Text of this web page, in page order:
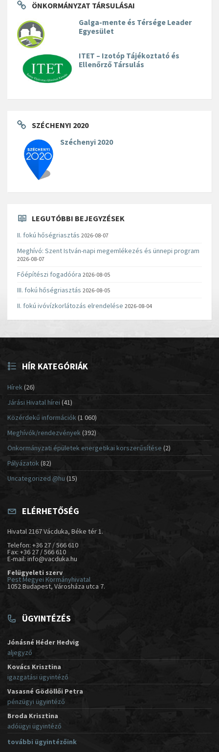
ÖNKORMÁNYZAT TÁRSULÁSAI
Galga-mente és Térsége Leader
Egyesület
ITET – Izotóp Tájékoztató és
Ellenőrző Társulás
SZÉCHENYI 2020
Széchenyi 2020
LEGUTÓBBI BEJEGYZÉSEK
II. fokú hőségriasztás 2026-08-07
Meghívó: Szent István-napi megemlékezés és ünnepi program
2026-08-07
Főépítészi fogadóóra 2026-08-05
III. fokú hőségriasztás 2026-08-05
II. fokú ivóvízkorlátozás elrendelése 2026-08-04
HÍR KATEGÓRIÁK
Hírek(26)
Járási Hivatal hírei (41)
Közérdekű információk(1 060)
Meghívók/rendezvények (392)
Önkormányzati épületek energetikai korszerűsítése (2)
Pályázatok (82)
Uncategorized @hu (15)
ELÉRHETŐSÉG
Hivatal 2167 Vácduka, Béke tér 1.
Telefon: +36 27 / 566 610
Fax: +36 27 / 566 610
E-mail: info@vacduka.hu
Felügyeleti szerv
Pest Megyei Kormányhivatal
1052 Budapest, Városháza utca 7.
ÜGYINTÉZÉS
Jónásné Héder Hedvig
aljegyző
Kovács Krisztina
igazgatási ügyintéző
Vasasné Gödöllői Petra
pénzügyi ügyintéző
Broda Krisztina
adóügyi ügyintéző
további ügyintézőink